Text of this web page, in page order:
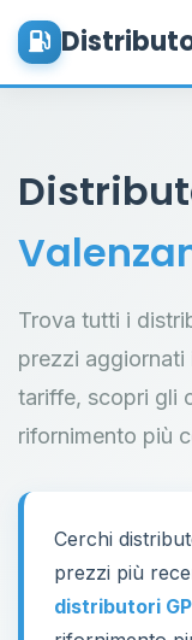
Trova tutti i
prezzi aggiornati
tariffe, scopri gli
rifornimento più
Cerchi
prezzi più
distributori